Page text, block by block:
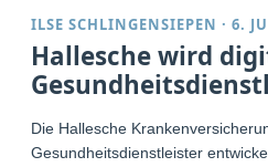
ILSE SCHLINGENSIEPEN ·6.
Hallesche wird
Die Hallesche
Gesundheitsdienstleister